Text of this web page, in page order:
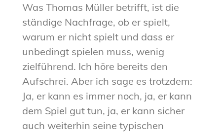
Was Thomas Müller betrifft, ist die
ständige Nachfrage, ob er spielt,
warum er nicht spielt und dass er
unbedingt spielen muss, wenig
zielführend. Ich höre bereits den
Aufschrei. Aber ich sage es trotzdem:
Ja, er kann es immer noch, ja, er kann
dem Spiel gut tun, ja, er kann sicher
auch weiterhin seine typischen